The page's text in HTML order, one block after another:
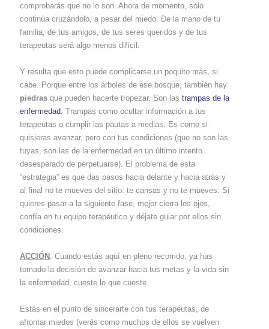
comprobarás que no lo son. Ahora de momento, sólo
continúa cruzándolo, a pesar del miedo. De la mano de tu
familia, de tus amigos, de tus seres queridos y de tus
terapeutas será algo menos difícil.
Y resulta que esto puede complicarse un poquito más, si
cabe. Porque entre los árboles de ese bosque, también hay
piedras que pueden hacerte tropezar. Son las trampas de la
enfermedad. Trampas como ocultar información a tus
terapeutas o cumplir las pautas a medias. Es como si
quisieras avanzar, pero con tus condiciones (que no son las
tuyas, son las de la enfermedad en un último intento
desesperado de perpetuarse). El problema de esta
“estrategia” es que das pasos hacia delante y hacia atrás y
al final no te mueves del sitio: te cansas y no te mueves. Si
quieres pasar a la siguiente fase, mejor cierra los ojos,
confía en tu equipo terapéutico y déjate guiar por ellos sin
condiciones.
ACCIÓN . Cuando estás aquí en pleno recorrido, ya has
tomado la decisión de avanzar hacia tus metas y la vida sin
la enfermedad, cueste lo que cueste.
Estás en el punto de sincerarte con tus terapeutas, de
afrontar miedos (verás como muchos de ellos se vuelven